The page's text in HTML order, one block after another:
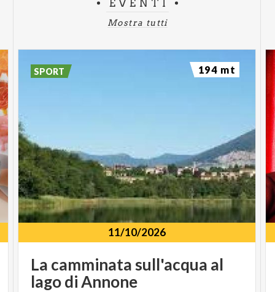
EVENTI
Mostra tutti
11/10/2026
La camminata sull'acqua al
lagodiAnnone
SPORT 194 mt